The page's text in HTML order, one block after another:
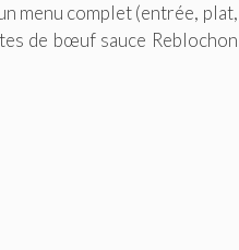
menu complet (entrée, plat,
de bœuf sauce Reblochon